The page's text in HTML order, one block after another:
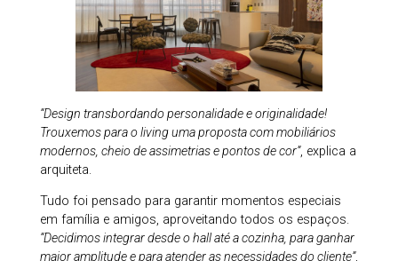
“Design transbordando personalidade e originalidade!
Trouxemos para o living uma proposta com mobiliários
modernos, cheio de assimetrias e pontos de cor”, explica a
arquiteta.
Tudo foi pensado para garantir momentos especiais
em família e amigos, aproveitando todos os espaços.
“Decidimos integrar desde o hall até a cozinha, para ganhar
maior amplitude e para atender as necessidades do cliente”,